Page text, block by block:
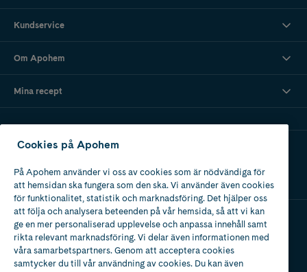
Kundservice
Om Apohem
Mina recept
Ladda ner vår app
Apotek med tillstånd
av Läkemedelsverket
Cookies på Apohem
På Apohem använder vi oss av cookies som är nödvändiga för
att hemsidan ska fungera som den ska. Vi använder även cookies
för funktionalitet, statistik och marknadsföring. Det hjälper oss
att följa och analysera beteenden på vår hemsida, så att vi kan
ge en mer personaliserad upplevelse och anpassa innehåll samt
rikta relevant marknadsföring. Vi delar även informationen med
våra samarbetspartners. Genom att acceptera cookies
samtycker du till vår användning av cookies. Du kan även